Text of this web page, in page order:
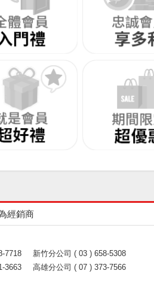
經銷商
7718
新竹分公司 ( 03 ) 658-5308
3663 高雄分公司 ( 07 ) 373-7566